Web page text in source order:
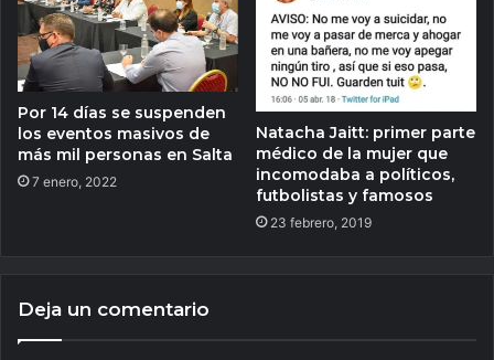
Por 14 días se suspenden
los eventos masivos de
más mil personas en Salta
7 enero, 2022
Natacha Jaitt: primer parte
médico de la mujer que
incomodaba a políticos,
futbolistas y famosos
23 febrero, 2019
Deja un comentario